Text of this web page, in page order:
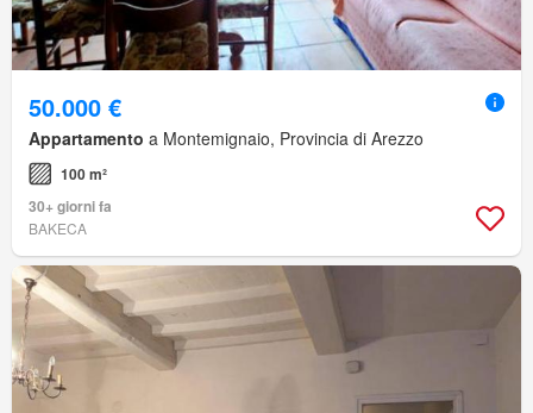
50.000 €
Appartamento a Montemignaio, Provincia di Arezzo
100 m²
30+ giorni fa
BAKECA